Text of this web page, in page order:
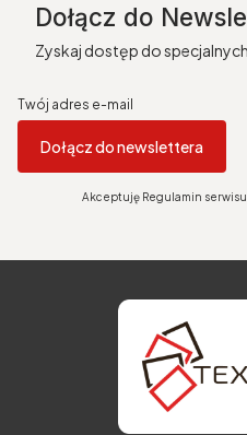
Dołącz do
Zyskaj dostęp do
Twój adres e-mail
Dołącz do newslettera
Akceptuję Regulamin serwisu